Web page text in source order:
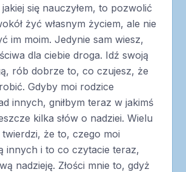
się nauczyłem, to pozwolić
żyć własnym życiem, ale nie
im moim. Jedynie sam wiesz,
dla ciebie droga. Idź swoją
rób dobrze to, co czujesz, że
Gdyby moi rodzice
innych, gniłbym teraz w jakimś
kilka słów o nadziei. Wielu
że to, czego moi
innych i to co czytacie teraz,
nadzieję. Złości mnie to, gdyż